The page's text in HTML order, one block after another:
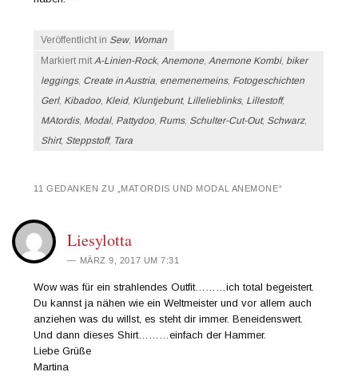
Veröffentlicht in Sew, Woman
Markiert mitA-Linien-Rock,Anemone,Anemone Kombi, biker
leggings, Create in Austria, enemenemeins, Fotogeschichten
Gerl, Kibadoo, Kleid, Kluntjebunt, Lillelieblinks, Lillestoff,
MAtordis, Modal, Pattydoo, Rums, Schulter-Cut-Out, Schwarz,
Shirt, Steppstoff, Tara
11 GEDANKEN ZU „ MATORDIS UND MODAL ANEMONE“
Liesylotta
MÄRZ 9, 2017 UM 7:31
Wow was für ein strahlendes Outfit………ich total begeistert.
Du kannst ja nähen wie ein Weltmeister und vor allem auch
anziehen was du willst, es steht dir immer. Beneidenswert.
Und dann dieses Shirt………einfach der Hammer.
Liebe Grüße
Martina